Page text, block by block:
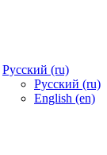
Русский ‎(ru)‎
Русский ‎(ru)‎
English ‎(en)‎